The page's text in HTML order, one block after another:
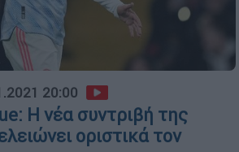
20:00
Η νέα συντριβή της
οριστικά τον